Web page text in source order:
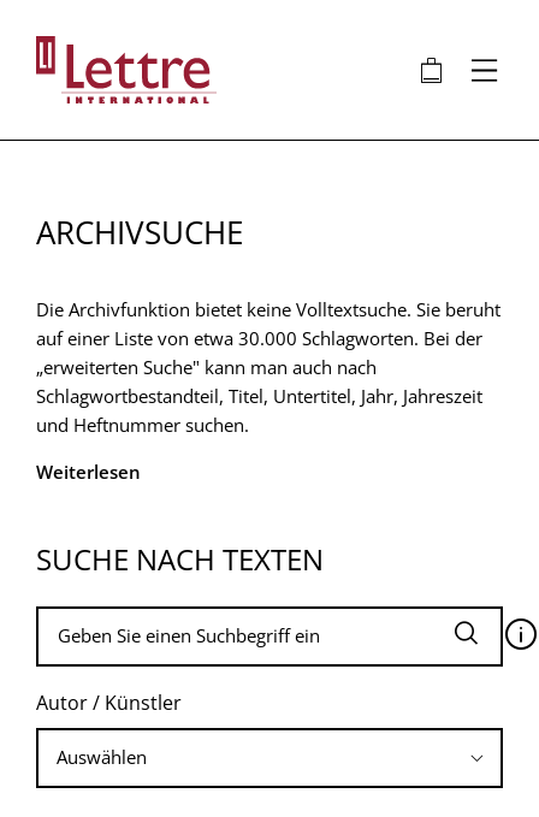
Inhalt
🛍 ⋮
ARCHIVSUCHE
Die Archivfunktion bietet keine Volltextsuche. Sie beruht
auf einer Liste von etwa 30.000 Schlagworten. Bei der
„erweiterten Suche" kann man auch nach
Schlagwortbestandteil, Titel, Untertitel, Jahr, Jahreszeit
und Heftnummer suchen.
Weiterlesen
SUCHE NACH TEXTEN
🛈
Autor / Künstler